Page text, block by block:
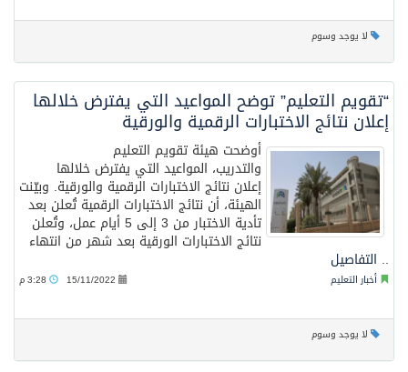
لا يوجد وسوم
“تقويم التعليم” توضح المواعيد التي يفترض خلالها
إعلان نتائج الاختبارات الرقمية والورقية
أوضحت هيئة تقويم التعليم
والتدريب، المواعيد التي يفترض خلالها
إعلان نتائج الاختبارات الرقمية والورقية. وبيّنت
الهيئة، أن نتائج الاختبارات الرقمية تُعلن بعد
تأدية الاختبار من 3 إلى 5 أيام عمل، وتُعلن
نتائج الاختبارات الورقية بعد شهر من انتهاء
.. التفاصيل
أخبار التعليم 15/11/2022
لا يوجد وسوم